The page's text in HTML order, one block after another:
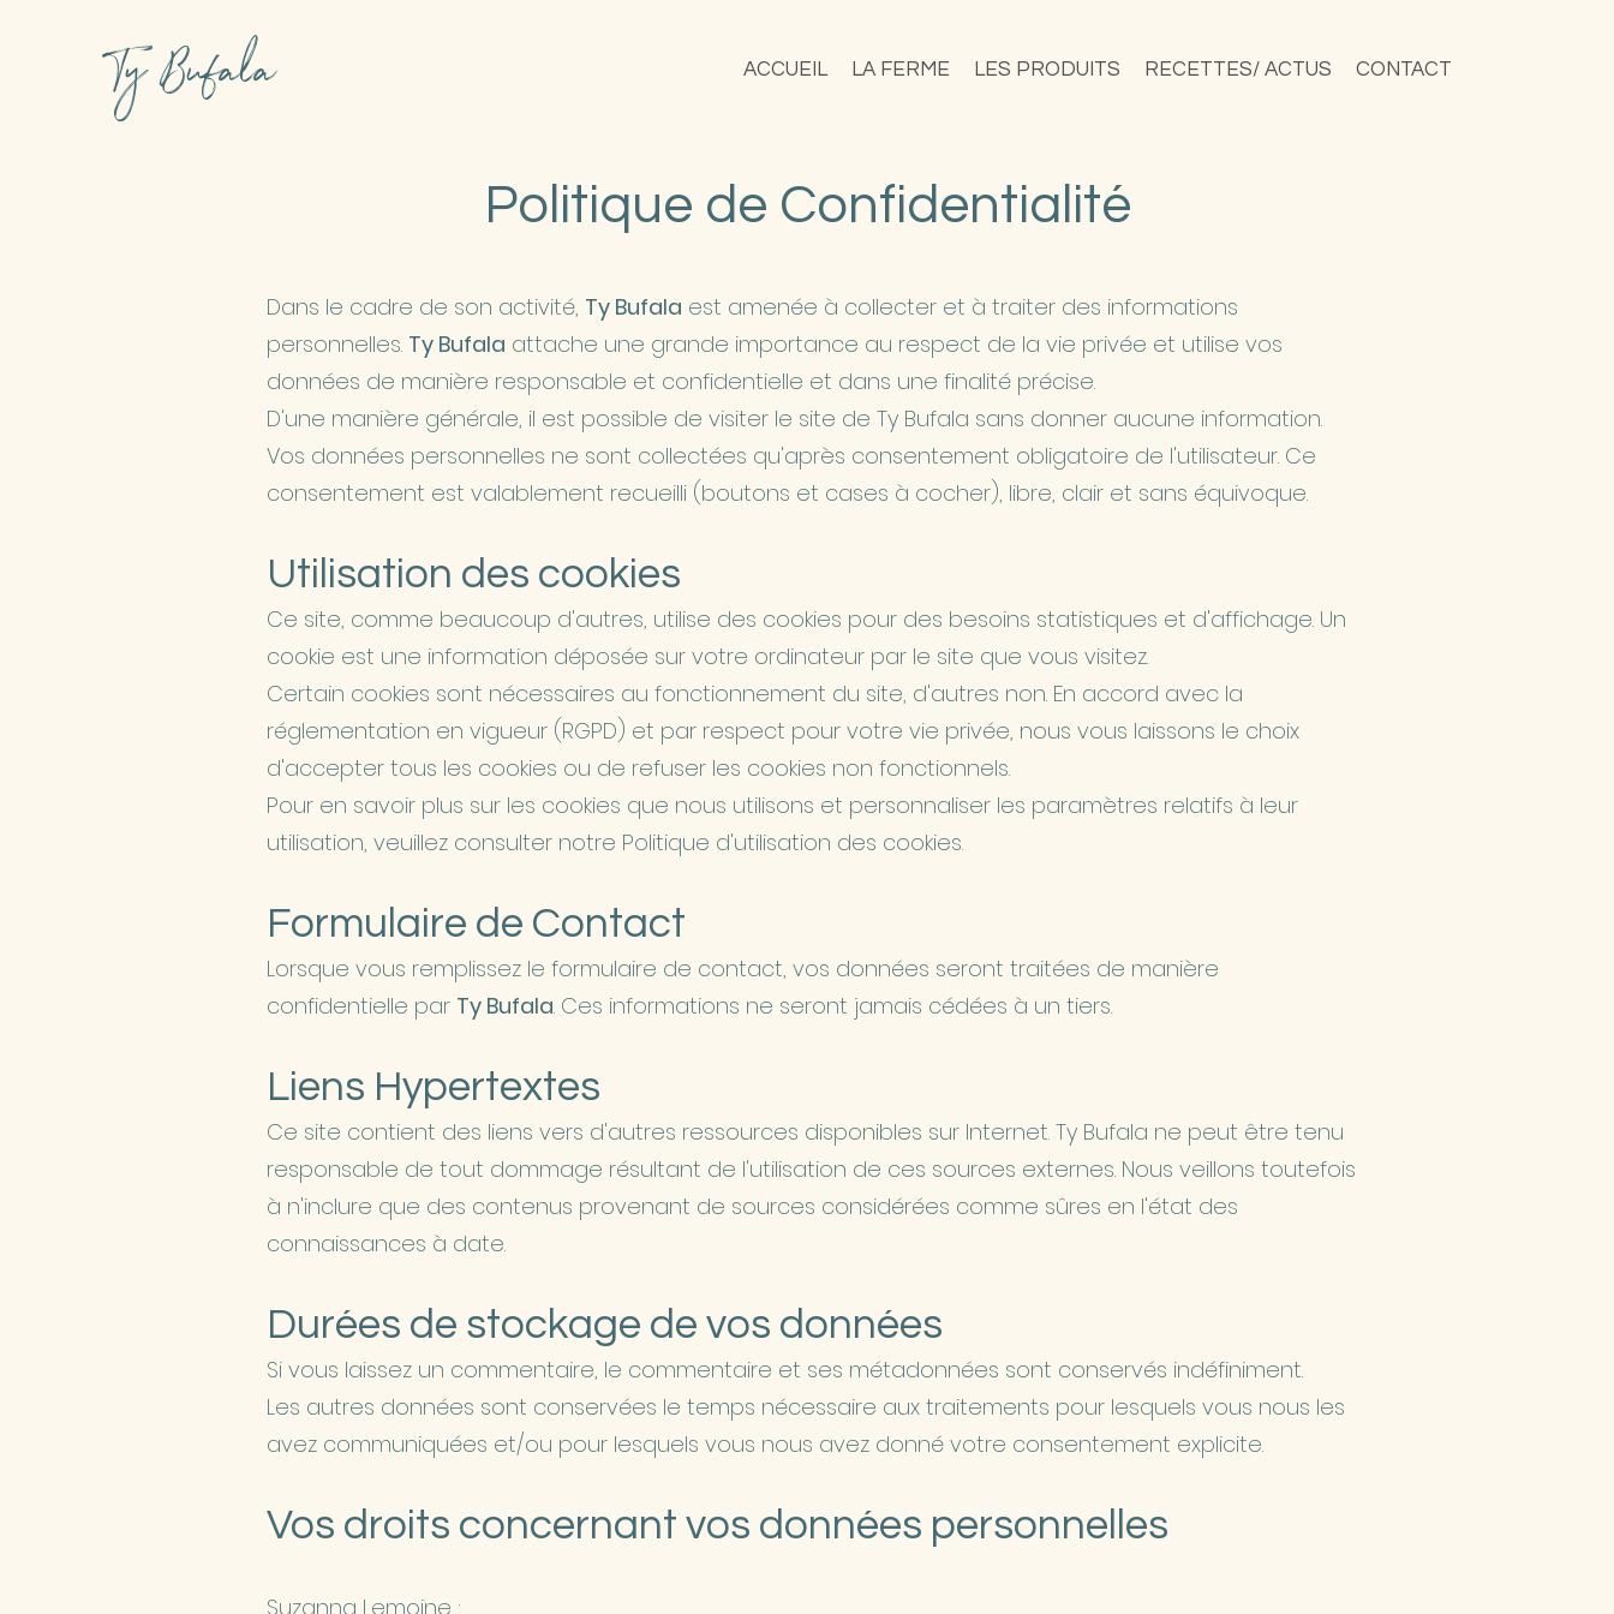
Ty Bufala ACCUEIL LA FERME LES PRODUITS RECETTES/ ACTUS CONTACT
Politique de Confidentialité
Dans le cadre de son activité, Ty Bufala est amenée à collecter et à traiter des informations
personnelles. Ty Bufala attache une grande importance au respect de la vie privée et utilise vos
données de manière responsable et confidentielle et dans une finalité précise.
D'une manière générale, il est possible de visiter le site de Ty Bufala sans donner aucune information.
Vos données personnelles ne sont collectées qu'après consentement obligatoire de l'utilisateur. Ce
consentement est valablement recueilli (boutons et cases à cocher), libre, clair et sans équivoque.​
Utilisation des cookies
​Ce site, comme beaucoup d'autres, utilise des cookies pour des besoins statistiques et d'affichage. Un
cookie est une information déposée sur votre ordinateur par le site que vous visitez.
Certain cookies sont nécessaires au fonctionnement du site, d'autres non. En accord avec la
réglementation en vigueur (RGPD) et par respect pour votre vie privée, nous vous laissons le choix
d'accepter tous les cookies ou de refuser les cookies non fonctionnels.
Pour en savoir plus sur les cookies que nous utilisons et personnaliser les paramètres relatifs à leur
utilisation, veuillez consulter notre Politique d'utilisation des cookies.
Formulaire de Contact
​Lorsque vous remplissez le formulaire de contact, vos données seront traitées de manière
confidentielle par Ty Bufala. Ces informations ne seront jamais cédées à un tiers.
Liens Hypertextes
​Ce site contient des liens vers d'autres ressources disponibles sur Internet. Ty Bufala ne peut être tenu
responsable de tout dommage résultant de l'utilisation de ces sources externes. Nous veillons toutefois
à n'inclure que des contenus provenant de sources considérées comme sûres en l'état des
connaissances à date.
Durées de stockage de vos données
​Si vous laissez un commentaire, le commentaire et ses métadonnées sont conservés indéfiniment.
Les autres données sont conservées le temps nécessaire aux traitements pour lesquels vous nous les
avez communiquées et/ou pour lesquels vous nous avez donné votre consentement explicite.
Vos droits concernant vos données personnelles
​Suzanna Lemoine :